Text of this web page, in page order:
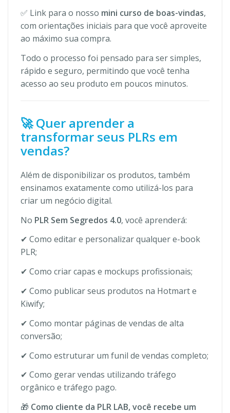
✅ Link para o nosso mini curso de boas-vindas,
com orientações iniciais para que você aproveite
ao máximo sua compra.
Todo o processo foi pensado para ser simples,
rápido e seguro, permitindo que você tenha
acesso ao seu produto em poucos minutos.
🚀 Quer aprender a
transformar seus PLRs em
vendas?
Além de disponibilizar os produtos, também
ensinamos exatamente como utilizá-los para
criar um negócio digital.
No PLR Sem Segredos 4.0, você aprenderá:
✔ Como editar e personalizar qualquer e-book
PLR;
✔ Como criar capas e mockups profissionais;
✔ Como publicar seus produtos na Hotmart e
Kiwify;
✔ Como montar páginas de vendas de alta
conversão;
✔ Como estruturar um funil de vendas completo;
✔ Como gerar vendas utilizando tráfego
orgânico e tráfego pago.
🎁 Como cliente da PLR LAB, você recebe um